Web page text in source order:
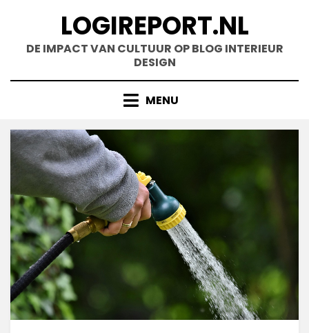
inhoud
LOGIREPORT.NL
DE IMPACT VAN CULTUUR OP BLOG INTERIEUR
DESIGN
MENU